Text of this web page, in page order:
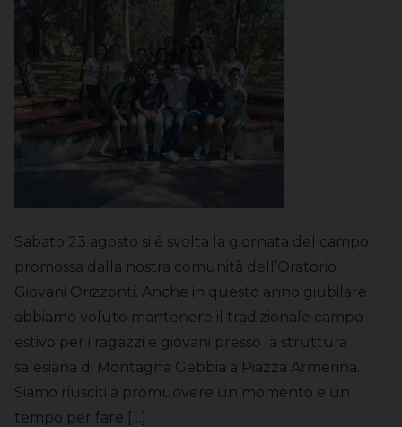
Sabato 23 agosto si é svolta la giornata del campo
promossa dalla nostra comunità dell’Oratorio
Giovani Orizzonti. Anche in questo anno giubilare
abbiamo voluto mantenere il tradizionale campo
estivo per i ragazzi e giovani presso la struttura
salesiana di Montagna Gebbia a Piazza Armerina.
Siamo riusciti a promuovere un momento e un
tempo per fare […]